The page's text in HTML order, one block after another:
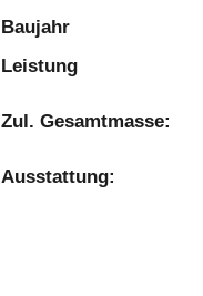
Baujahr
Leistung
Zul. Gesamtmasse:
Ausstattung: